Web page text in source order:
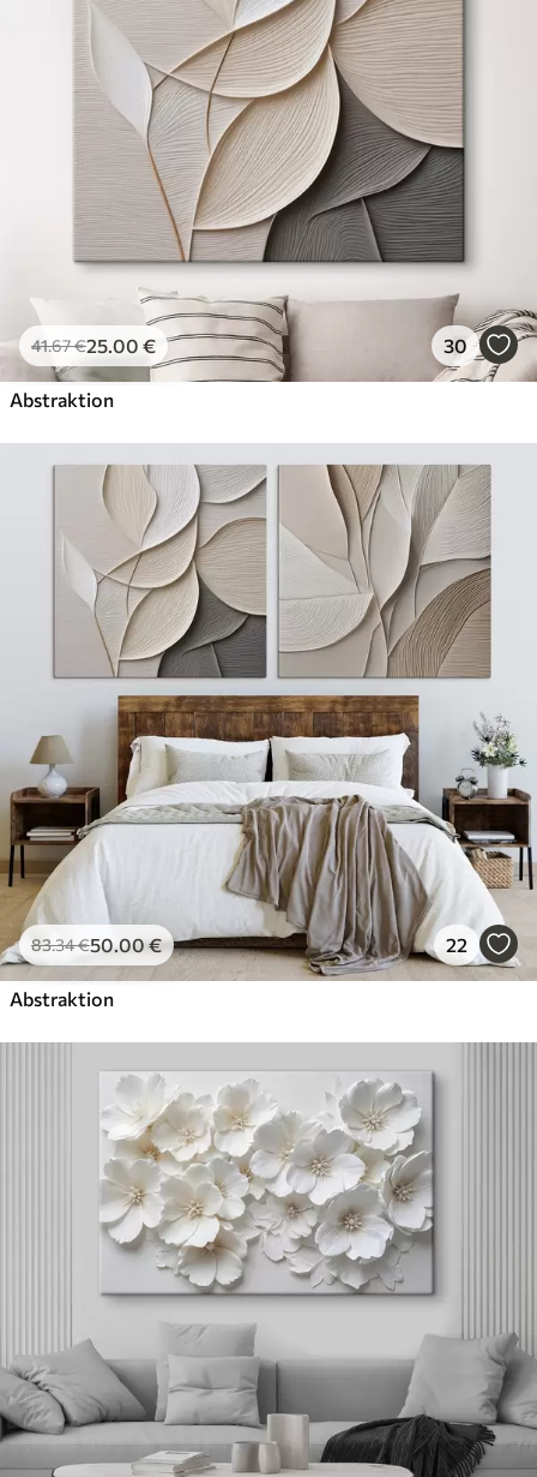
Leinwandähnliche Oberfläche
Umweltfreundlich
Künstliche Leinwand
29 €
Lebendige, satte Farben
Lichtecht
Sichere, geruchlose Tinten
Leinwandähnliche Oberfläche
Umweltfreundlich
Öko-Premium
Von36.00€
Sichere, geruchlose Tinten
Leinwandähnliche Oberfläche
Umweltfreundlich
41.67€25.00 € 30
Abstraktion
83.34€50.00€ 22
Abstraktion